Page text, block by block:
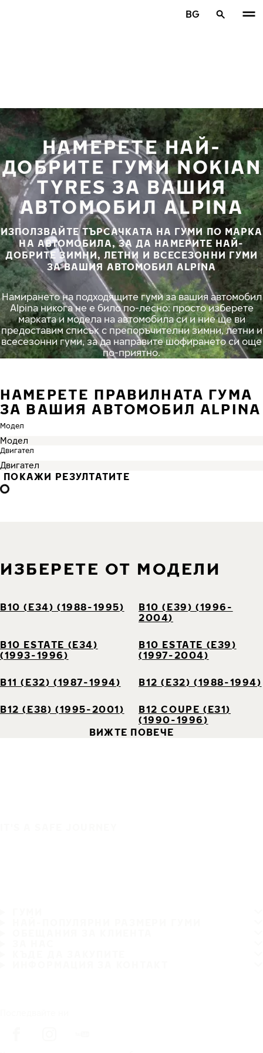
BG
НАМЕРЕТЕ НАЙ-
ДОБРИТЕ ГУМИ NOKIAN
TYRES ЗА ВАШИЯ
АВТОМОБИЛ ALPINA
ИЗПОЛЗВАЙТЕ ТЪРСАЧКАТА НА ГУМИ ПО МАРКА
НА АВТОМОБИЛА, ЗА ДА НАМЕРИТЕ НАЙ-
ДОБРИТЕ ЗИМНИ, ЛЕТНИ И ВСЕСЕЗОННИ ГУМИ
ЗА ВАШИЯ АВТОМОБИЛ ALPINA
Намирането на подходящите гуми за вашия автомобил
Alpina никога не е било по-лесно: просто изберете
марката и модела на автомобила си и ние ще ви
предоставим списък с препоръчителни зимни, летни и
всесезонни гуми, за да направите шофирането си още
по-приятно.
НАМЕРЕТЕ ПРАВИЛНАТА ГУМА
ЗА ВАШИЯ АВТОМОБИЛ ALPINA
Модел
Двигател
ПОКАЖИ РЕЗУЛТАТИТЕ
ИЗБЕРЕТЕ ОТ МОДЕЛИ
B10 (E34) (1988-1995)
B10 (E39) (1996-
2004)
B10 ESTATE (E34)
(1993-1996)
B10 ESTATE (E39)
(1997-2004)
B11 (E32) (1987-1994) B12 (E32) (1988-1994)
B12 (E38) (1995-2001)
B12 COUPE (E31)
(1990-1996)
ВИЖТЕ ПОВЕЧЕ